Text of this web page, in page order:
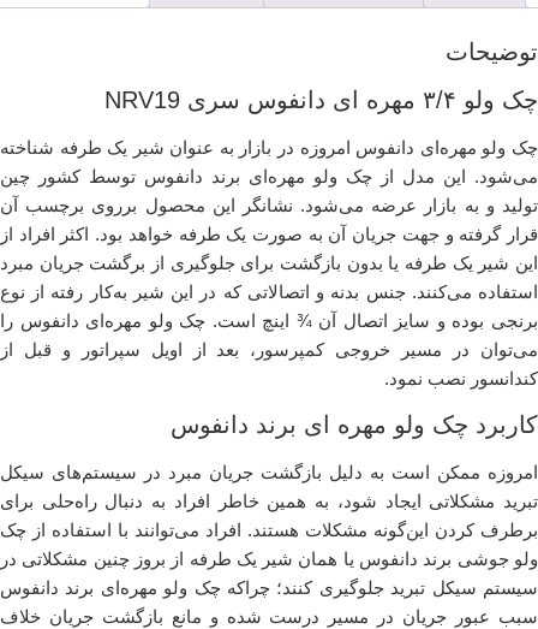
توضیحات
چک ولو ۳/۴ مهره ای دانفوس سری NRV19
چک ولو مهر‌ه‌ای دانفوس امروز‌ه در بازار به‌ عنوان شیر یک ‌طرفه شناخته
می‌شود. این مدل از چک ولو مهر‌ه‌ای برند دانفوس توسط کشور چین
تولید و به ‌بازار عرضه می‌شود. نشانگر این محصول بر‌روی بر‌چسب آن
قرار گرفته و جهت جریان آن به‌ صورت یک ‌طرفه خواهد بود. اکثر افراد از
این شیر یک ‌طرفه یا بدون بازگشت برای جلوگیر‌ی از برگشت جریان مبرد
استفاده می‌کنند. جنس بدنه و اتصالاتی که در این شیر به‌کار رفته از نوع
برنجی بود‌ه و سایز اتصال آن ¾ اینچ است. چک ولو مهره‌ای دانفوس را
می‌توان در مسیر خروجی کمپرسور، بعد ‌از اویل سپراتور و قبل از
کندانسور نصب نمود.
کاربرد چک ولو مهره ای برند دانفوس
امروز‌ه ممکن است به ‌دلیل بازگشت جریان مبرد در سیستم‌های سیکل
تبرید مشکلاتی ایجاد شود، به‌ همین خاطر افراد به‌ دنبال راه‌حلی برای
بر‌طرف کردن این‌گونه مشکلات هستند. افراد می‌توانند با استفاده از چک
ولو جوشی برند دانفوس یا همان شیر یک ‌طرفه از بروز چنین مشکلاتی در
سیستم سیکل تبرید جلوگیر‌ی کنند؛ چرا‌که چک ولو مهره‌ای برند دانفوس
سبب عبور جریان در مسیر درست شده و مانع بازگشت جریان خلاف